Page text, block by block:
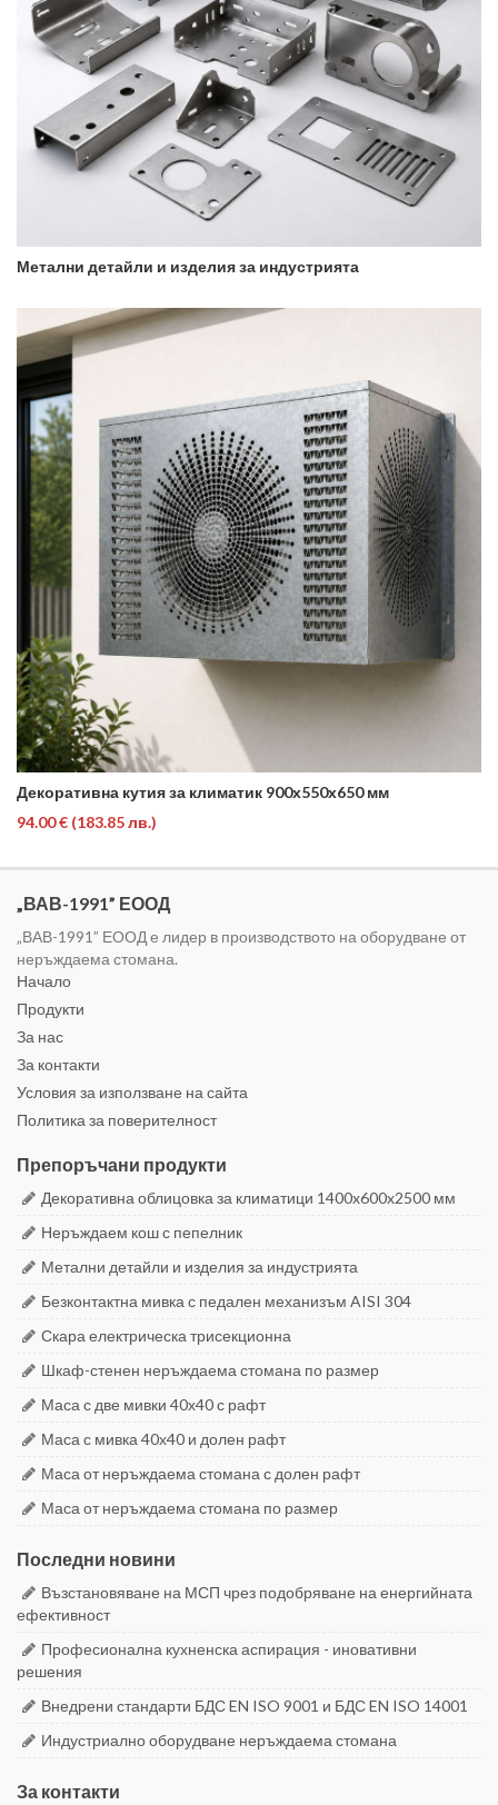
Метални детайли и изделия за индустрията
Декоративна кутия за климатик 900х550х650 мм
94.00 € (183.85 лв.)
„ВАВ-1991” ЕООД
„ВАВ-1991” ЕООД е лидер в производството на оборудване от
неръждаема стомана.
Начало
Продукти
За нас
За контакти
Условия за използване на сайта
Политика за поверителност
Препоръчани продукти
Декоративна облицовка за климатици 1400x600x2500 мм
Неръждаем кош с пепелник
Метални детайли и изделия за индустрията
Безконтактна мивка с педален механизъм AISI 304
Скара електрическа трисекционна
Шкаф-стенен неръждаема стомана по размер
Маса с две мивки 40х40 с рафт
Маса с мивка 40х40 и долен рафт
Маса от неръждаема стомана с долен рафт
Маса от неръждаема стомана по размер
Последни новини
Възстановяване на МСП чрез подобряване на енергийната
ефективност
Професионална кухненска аспирация - иновативни
решения
Внедрени стандарти БДС EN ISO 9001 и БДС EN ISO 14001
Индустриално оборудване неръждаема стомана
За контакти